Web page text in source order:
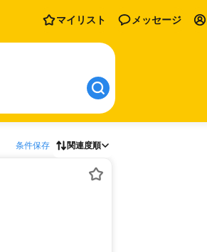
マイリスト メッセージ
条件保存 関連度順